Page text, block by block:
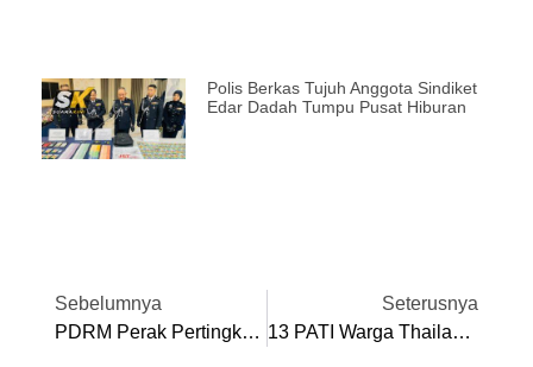
Polis Berkas Tujuh Anggota Sindiket
Edar Dadah Tumpu Pusat Hiburan
Sebelumnya
PDRM Perak Pertingkat Keselamatan 16 IPD, 107 Balai Seluruh Negeri
Seterusnya
13 PATI Warga Thailand Dihantar Pulang Ke Negara Asal